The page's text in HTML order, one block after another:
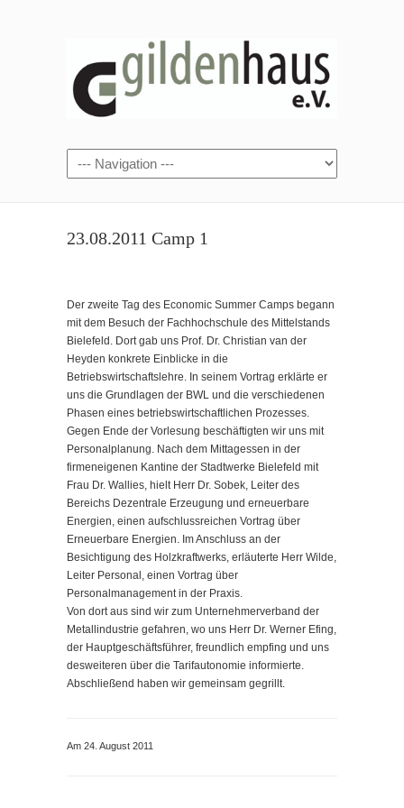
23.08.2011 Camp 1
Der zweite Tag des Economic Summer Camps begann
mit dem Besuch der Fachhochschule des Mittelstands
Bielefeld. Dort gab uns Prof. Dr. Christian van der
Heyden konkrete Einblicke in die
Betriebswirtschaftslehre. In seinem Vortrag erklärte er
uns die Grundlagen der BWL und die verschiedenen
Phasen eines betriebswirtschaftlichen Prozesses.
Gegen Ende der Vorlesung beschäftigten wir uns mit
Personalplanung. Nach dem Mittagessen in der
firmeneigenen Kantine der Stadtwerke Bielefeld mit
Frau Dr. Wallies, hielt Herr Dr. Sobek, Leiter des
Bereichs Dezentrale Erzeugung und erneuerbare
Energien, einen aufschlussreichen Vortrag über
Erneuerbare Energien. Im Anschluss an der
Besichtigung des Holzkraftwerks, erläuterte Herr Wilde,
Leiter Personal, einen Vortrag über
Personalmanagement in der Praxis.
Von dort aus sind wir zum Unternehmerverband der
Metallindustrie gefahren, wo uns Herr Dr. Werner Efing,
der Hauptgeschäftsführer, freundlich empfing und uns
desweiteren über die Tarifautonomie informierte.
Abschließend haben wir gemeinsam gegrillt.
Am 24. August 2011